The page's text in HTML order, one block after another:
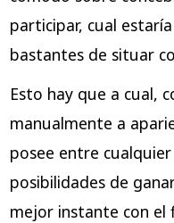
participar, cual
bastantes de situar
Esto hay que a cual,
manualmente a
posee entre
posibilidades de
mejor instante con el